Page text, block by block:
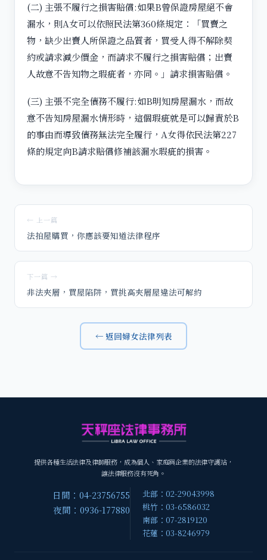
(二) 主張不履行之損害賠償:如果B曾保證房屋絕不會
漏水，則A女可以依照民法第360條規定：「買賣之
物，缺少出賣人所保證之品質者，買受人得不解除契
約或請求減少價金，而請求不履行之損害賠償；出賣
人故意不告知物之瑕疵者，亦同。」請求損害賠償。
(三) 主張不完全債務不履行:如B明知房屋漏水，而故
意不告知房屋漏水情形時，這個瑕疵就是可以歸責於B
的事由而導致債務無法完全履行，A女得依民法第227
條的規定向B請求賠償修補該漏水瑕疵的損害。
← 上一篇
法拍屋購買，你應該要知道法律程序
下一篇 →
非法夾層，買屋陷阱，買挑高夾層屋違法可解約
← 返回婦女法律列表
提供各種生活法律及律師服務，成為個人、家庭與企業的法律守護站，
讓法律服務沒有死角。
日間：04-23756755
夜間：0936-177880
北部：02-29043998
桃竹：03-6586032
南部：07-2819120
花蓮：03-8246979